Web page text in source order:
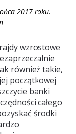
2017 roku.
wzrostowe
również takie,
początkowej
banki
całego
środki